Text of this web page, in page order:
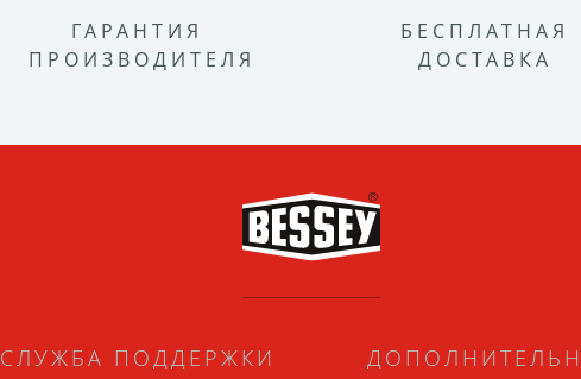
ГАРАНТИЯ
ПРОИЗВОДИТЕЛЯ
БЕСПЛАТНАЯ
ДОСТАВКА
СЛУЖБА ПОДДЕРЖКИ